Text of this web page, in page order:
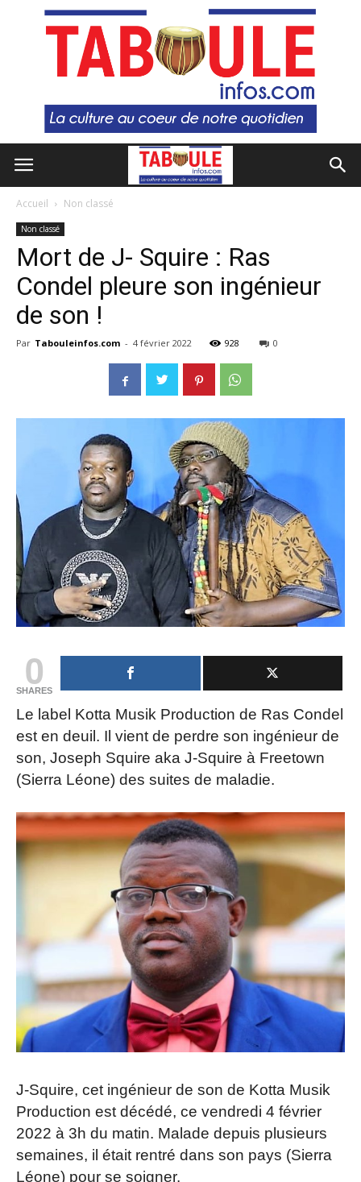
Accueil Non classé
Non classé
Mort de J- Squire : Ras
Condel pleure son ingénieur
de son !
Par Tabouleinfos.com - 4 février 2022 928 0
0
SHARES
Le label Kotta Musik Production de Ras Condel
est en deuil. Il vient de perdre son ingénieur de
son, Joseph Squire aka J-Squire à Freetown
(Sierra Léone) des suites de maladie.
J-Squire, cet ingénieur de son de Kotta Musik
Production est décédé, ce vendredi 4 février
2022 à 3h du matin. Malade depuis plusieurs
semaines, il était rentré dans son pays (Sierra
Léone) pour se soigner.